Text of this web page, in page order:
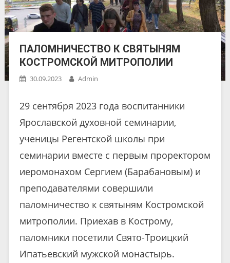
ПАЛОМНИЧЕСТВО К СВЯТЫНЯМ
КОСТРОМСКОЙ МИТРОПОЛИИ
30.09.2023 Admin
29 сентября 2023 года воспитанники
Ярославской духовной семинарии,
ученицы Регентской школы при
семинарии вместе с первым проректором
иеромонахом Сергием (Барабановым) и
преподавателями совершили
паломничество к святыням Костромской
митрополии. Приехав в Кострому,
паломники посетили Свято-Троицкий
Ипатьевский мужской монастырь.